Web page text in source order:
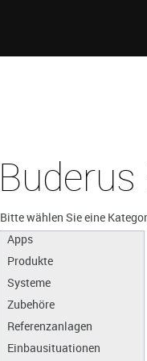
Bitte wählen Sie eine
Apps
Produkte
Systeme
Zubehöre
Referenzanlagen
Einbausituationen